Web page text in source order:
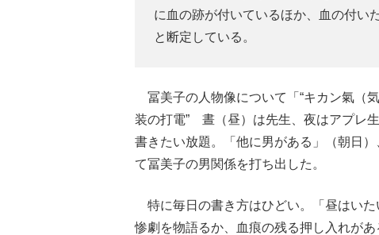
に血の跡が付いているほか、血の付い
と断定している。
冨美子の人物像について「“キカン氣（
装の打電” 晝（昼）は先生、夜はアプレ
書きたい放題。「他に男がある」（朝日
て冨美子の男関係を打ち出した。
特に毎日の書き方はひどい。「昼はいた
惨劇を物語るか、血痕の残る押し入れが